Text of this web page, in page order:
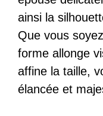
ainsi la
Que vous
forme allonge
affine la taille,
élancée et